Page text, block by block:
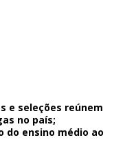
e seleções reúnem
no país;
do ensino médio ao